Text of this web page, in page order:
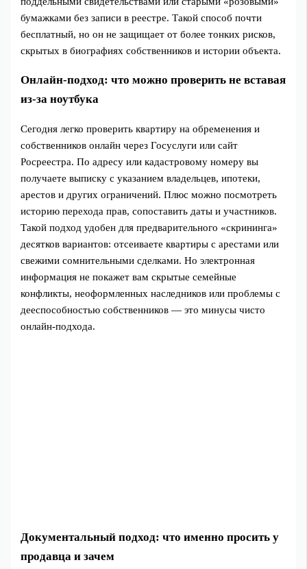
бумажками без записи в реестре. Такой способ почти
бесплатный, но он не защищает от более тонких рисков,
скрытых в биографиях собственников и истории объекта.
Онлайн-подход: что можно проверить не вставая
из-за ноутбука
Сегодня легко проверить квартиру на обременения и
собственников онлайн через Госуслуги или сайт
Росреестра. По адресу или кадастровому номеру вы
получаете выписку с указанием владельцев, ипотеки,
арестов и других ограничений. Плюс можно посмотреть
историю перехода прав, сопоставить даты и участников.
Такой подход удобен для предварительного «скрининга»
десятков вариантов: отсеиваете квартиры с арестами или
свежими сомнительными сделками. Но электронная
информация не покажет вам скрытые семейные
конфликты, неоформленных наследников или проблемы с
дееспособностью собственников — это минусы чисто
онлайн-подхода.
Документальный подход: что именно просить у
продавца и зачем